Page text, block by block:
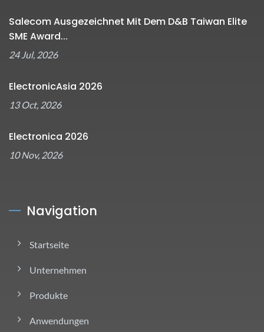
Salecom Ausgezeichnet Mit Dem D&B Taiwan Elite
SME Award...
24 Jul, 2026
ElectronicAsia 2026
13 Oct, 2026
Electronica 2026
10 Nov, 2026
Navigation
Startseite
Unternehmen
Produkte
Anwendungen